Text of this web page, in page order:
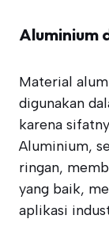
Aluminium
Material
digunakan
karena
Aluminium,
ringan,
yang baik,
aplikasi